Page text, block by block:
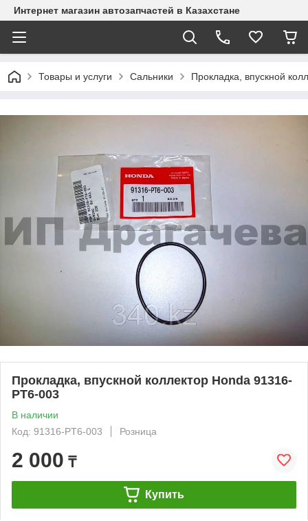
Интернет магазин автозапчастей в Казахстане
Товары и услуги Сальники Прокладка, впускной
Прокладка, впускной коллектор Honda 91316-
PT6-003
В наличии
Код: 91316-PT6-003
Розница
2 000 ₸
Купить